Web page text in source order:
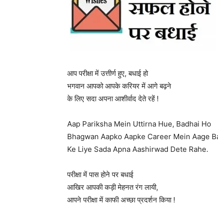
आप परीक्षा में उत्तीर्ण हुए, बधाई हो
भगवान आपको आपके करियर में आगे बढ़ने
के लिए सदा अपना आशीर्वाद देते रहें !
Aap Pariksha Mein Uttirna Hue, Badhai Ho
Bhagwan Aapko Aapke Career Mein Aage
Ke Liye Sada Apna Aashirwad Dete Rahe.
परीक्षा में पास होने पर बधाई
आखिर आपकी कड़ी मेहनत रंग लायी,
आपने परीक्षा में काफी अच्छा प्रदर्शन किया !